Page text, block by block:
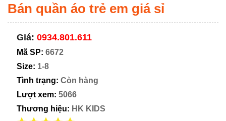
Bán quần áo trẻ em giá sỉ
Giá: 0934.801.611
Mã SP: 6672
Size: 1-8
Tình trạng: Còn hàng
Lượt xem: 5066
Thương hiệu: HK KIDS